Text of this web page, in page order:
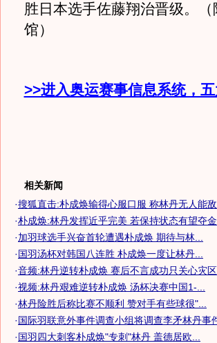
胜日本选手佐藤翔治晋级。
馆）
>>进入奥运赛事信息系统，
相关新闻
·搜狐直击:朴成焕输得心服口服 称林丹无人能敌
·朴成焕:林丹发挥近乎完美 若保持状态有望夺金
·加羽球选手兴奋首轮遭遇朴成焕 期待与林...
·国羽汤杯对韩国八连胜 朴成焕一度让林丹...
·音频:林丹逆转朴成焕 赛后不言成功只关心灾区
·视频:林丹艰难逆转朴成焕 汤杯决赛中国1-...
·林丹险胜后称比赛不顺利 赞对手有些球很"...
·国际羽联意外事件调查小组将调查李矛林丹事
·国羽四大刺客朴成焕"专刺"林丹 盖德居欧...